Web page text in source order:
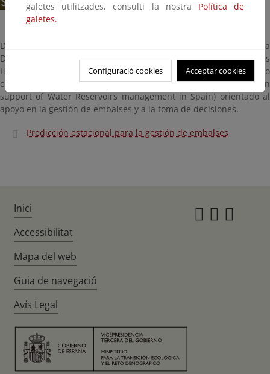
Desde el año 2015, la Agencia Estatal de Meteorología (AEMet) y la
Dirección General del Agua junto a varias Confederaciones
Hidrográficas, han colaborado para desarrollar un servicio
climático llamado S-ClimWaRe (Seasonal Climate predictions in
support of Water Reservoirs management in Spain) orientado al
apoyo en la gestión de embalses y a la toma de decisiones.
Predicción estacional para la gestión de embalses
galetes utilitzades, consulti la nostra Política de
galetes.
Configuració cookies Acceptar cookies
Inici
Accessibilitat
Mapa del web
Guia de navegació
Avís Legal